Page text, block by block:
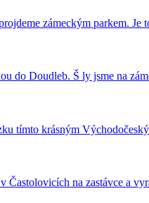
zámeckým parkem. Je
do Doudleb. Š ly jsme na
tímto krásným
Častolovicích na zastávce a